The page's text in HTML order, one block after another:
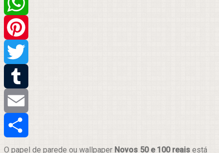
Facebook
WhatsApp
Pinterest
Twitter
Tumblr
Email
Compartilhar
O papel de parede ou wallpaper Novos 50 e 100 reais está